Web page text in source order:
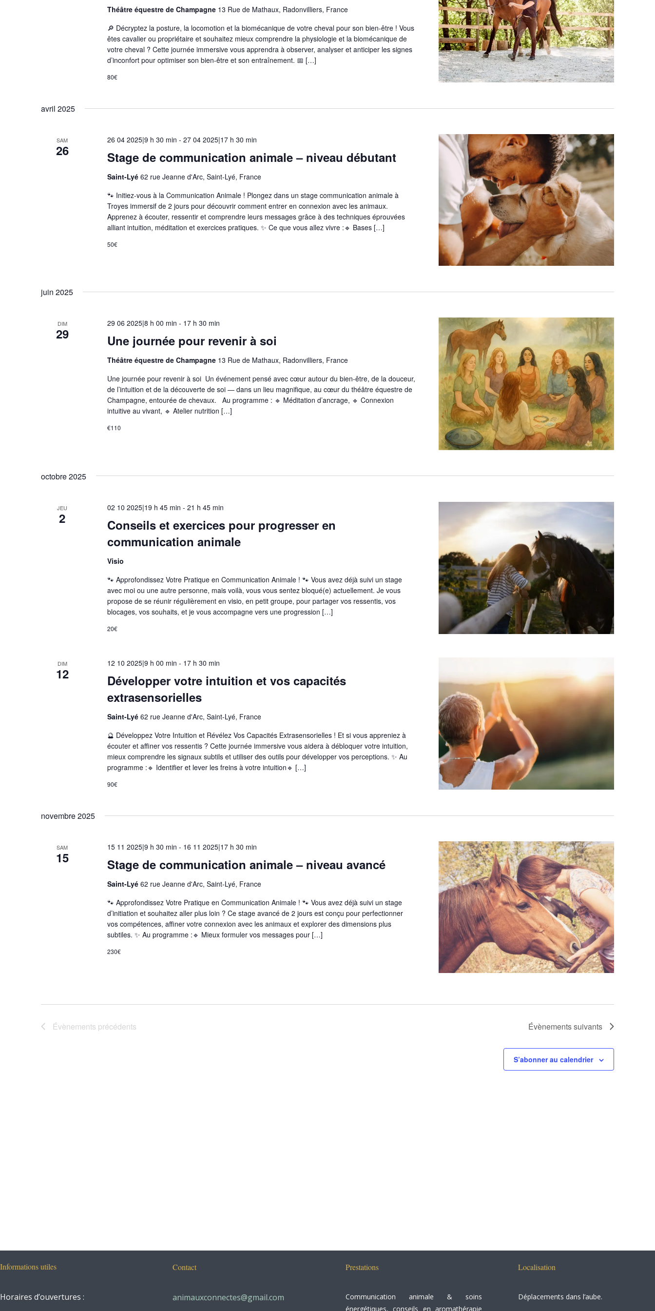
Théâtre équestre de Champagne 13 Rue de Mathaux, Radonvilliers, France
🔎 Décryptez la posture, la locomotion et la biomécanique de votre cheval pour son bien-être ! Vous
êtes cavalier ou propriétaire et souhaitez mieux comprendre la physiologie et la biomécanique de
votre cheval ? Cette journée immersive vous apprendra à observer, analyser et anticiper les signes
d’inconfort pour optimiser son bien-être et son entraînement. 📅 […]
80€
avril 2025
SAM
26 Stage de communication animale – niveau débutant
26 04 2025|9 h 30 min - 27 04 2025|17 h 30 min
Saint-Lyé 62 rue Jeanne d'Arc, Saint-Lyé, France
🐾 Initiez-vous à la Communication Animale ! Plongez dans un stage communication animale à
Troyes immersif de 2 jours pour découvrir comment entrer en connexion avec les animaux.
Apprenez à écouter, ressentir et comprendre leurs messages grâce à des techniques éprouvées
alliant intuition, méditation et exercices pratiques. ✨ Ce que vous allez vivre :🔹 Bases […]
50€
juin 2025
DIM
29 Une journée pour revenir à soi
29 06 2025|8 h 00 min - 17 h 30 min
Théâtre équestre de Champagne 13 Rue de Mathaux, Radonvilliers, France
Une journée pour revenir à soi Un événement pensé avec cœur autour du bien-être, de la douceur,
de l’intuition et de la découverte de soi — dans un lieu magnifique, au cœur du théâtre équestre de
Champagne, entourée de chevaux. Au programme : 🔹 Méditation d’ancrage, 🔹 Connexion
intuitive au vivant, 🔹 Atelier nutrition […]
€110
octobre 2025
JEU
2
Conseils et exercices pour progresser en
communication animale
02 10 2025|19 h 45 min - 21 h 45 min
Visio
🐾 Approfondissez Votre Pratique en Communication Animale ! 🐾 Vous avez déjà suivi un stage
avec moi ou une autre personne, mais voilà, vous vous sentez bloqué(e) actuellement. Je vous
propose de se réunir régulièrement en visio, en petit groupe, pour partager vos ressentis, vos
blocages, vos souhaits, et je vous accompagne vers une progression […]
20€
DIM
12
Développer votre intuition et vos capacités
extrasensorielles
12 10 2025|9 h 00 min - 17 h 30 min
Saint-Lyé 62 rue Jeanne d'Arc, Saint-Lyé, France
🔮 Développez Votre Intuition et Révélez Vos Capacités Extrasensorielles ! Et si vous appreniez à
écouter et affiner vos ressentis ? Cette journée immersive vous aidera à débloquer votre intuition,
mieux comprendre les signaux subtils et utiliser des outils pour développer vos perceptions. ✨ Au
programme :🔹 Identifier et lever les freins à votre intuition🔹 […]
90€
novembre 2025
SAM
15 Stage de communication animale – niveau avancé
15 11 2025|9 h 30 min - 16 11 2025|17 h 30 min
Saint-Lyé 62 rue Jeanne d'Arc, Saint-Lyé, France
🐾 Approfondissez Votre Pratique en Communication Animale ! 🐾 Vous avez déjà suivi un stage
d’initiation et souhaitez aller plus loin ? Ce stage avancé de 2 jours est conçu pour perfectionner
vos compétences, affiner votre connexion avec les animaux et explorer des dimensions plus
subtiles. ✨ Au programme :🔹 Mieux formuler vos messages pour […]
230€
Évènements précédents Évènementssuivants
S’abonner au calendrier
Informations utiles
Horaires d’ouvertures :
Contact
animauxconnectes@gmail.com
Prestations
Communication animale & soins
énergétiques, conseils enaromathérapie
Localisation
Déplacements dans l’aube.